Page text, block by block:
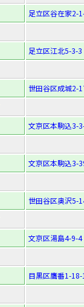
足立区谷在家2-
足立区江北5-3-3
世田谷区成城2-
文京区本駒込3-
文京区本駒込3-
世田谷区奥沢5-
文京区湯島4-9-4
目黒区鷹番1-